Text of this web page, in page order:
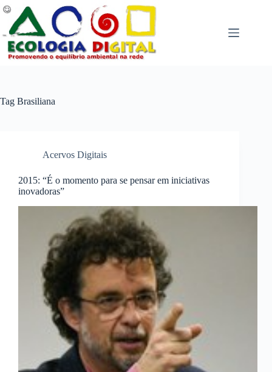
Pular
para
conteúdo
Tag Brasiliana
Acervos Digitais
2015: “É o momento para se pensar em iniciativas
inovadoras”